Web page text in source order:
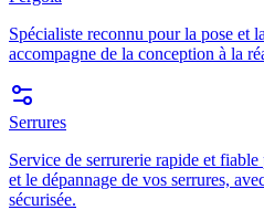
Spécialiste reconnu pour la pose et
accompagne de la conception à la
Serrures
Service de serrurerie rapide et
et le dépannage de vos serrures,
sécurisée.